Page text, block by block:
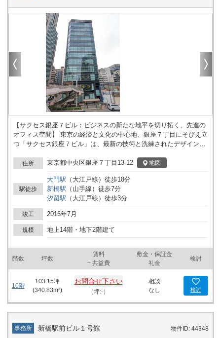
【サクセス銀座７ビル：ビジネスの新たな地平を切り拓く、先進の
オフィス空間】 東京の経済と文化の中心地、銀座７丁目にそびえ立
つ「サクセス銀座７ビル」は、最新の技術と洗練されたデザインが
スビルです。昭和通りに面し、銀座駅・新橋駅から徒歩7分という
絶好のロケーションに位置し、ビジネスの機会を最大限に引き出す
ための理想的な環境を提供します。 このビルの最大の魅力は、その
設備の高さとスペックの良さ。全フロア、ガラスウォールによる抜
群の採光と眺望があり、働く人々に明るく開放的なオフィス環境を
提供します。100坪を超える広々としたフロアは、無駄な柱がない
ため、自由度の高いレイアウトが可能。企業のニーズに合わせたオ
フィス空間のカスタマイズを実現します。 ビル内には２台のエレベ
ーターがあり、円滑な人の移動をサポート。また、駐車場も完備さ
れており、ビジネスにおける利便性を一層高めています。１フロア
１テナント制で、プライバシーが保たれるとともに、企業のブラン
ドイメージを高める独立性のある空間が実現されています。 サクセ
ス銀座７ビルは、事務所やSOHOの利用はもちろん、階数によって
はサービス店舗としての利用も相談可能です。これにより、多様な
ビジネスモデルに対応し、企業の成長をサポートする柔軟性を備え
ています。 このビルが立地する銀座エリアは、国際的なビジネスと
文化の交差点であり、多くの企業にとって魅力的なビジネスの展開
地です。サクセス銀座７ビルは、そのような地域において、企業が
成功へと導くための基盤を提供します。 高いスペック、抜群の立
住所 東京都中央区銀座７丁目13-12 地図
駅徒歩
大門駅 （ 大江戸線 ） 徒歩18分
新橋駅 （ 山手線 ） 徒歩7分
汐留駅 （ 大江戸線 ） 徒歩3分
竣工 2016年7月
規模 地上14階・地下2階建て
階数 坪数
賃料
+ 共益費
敷金・保証金
礼金
検討
10階
103.15坪
(340.83m²)
お問合せ下さい
（坪:-）
相談
なし
検討
事務所 新橋駅前ビル１号館 物件ID: 44348